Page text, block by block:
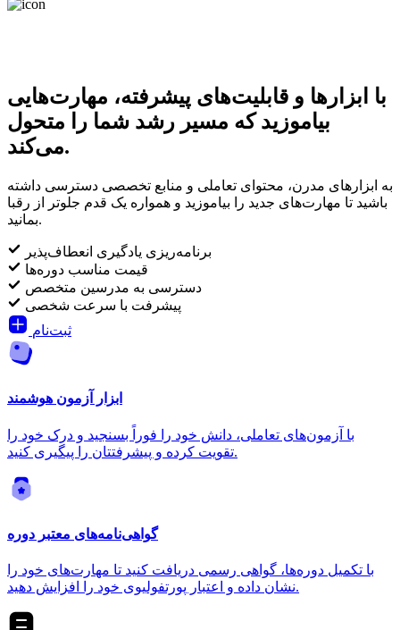
با ابزارها و قابلیت‌های پیشرفته، مهارت‌هایی
بیاموزید که مسیر رشد شما را متحول
می‌کند.
به ابزارهای مدرن، محتوای تعاملی و منابع تخصصی دسترسی داشته
باشید تا مهارت‌های جدید را بیاموزید و همواره یک قدم جلوتر از رقبا
بمانید.
برنامه‌ریزی یادگیری انعطاف‌پذیر
قیمت مناسب دوره‌ها
دسترسی به مدرسین متخصص
پیشرفت با سرعت شخصی
ثبت‌نام
ابزار آزمون هوشمند
با آزمون‌های تعاملی، دانش خود را فوراً بسنجید و درک خود را
تقویت کرده و پیشرفتتان را پیگیری کنید.
گواهی‌نامه‌های معتبر دوره
با تکمیل دوره‌ها، گواهی رسمی دریافت کنید تا مهارت‌های خود را
نشان داده و اعتبار پورتفولیوی خود را افزایش دهید.